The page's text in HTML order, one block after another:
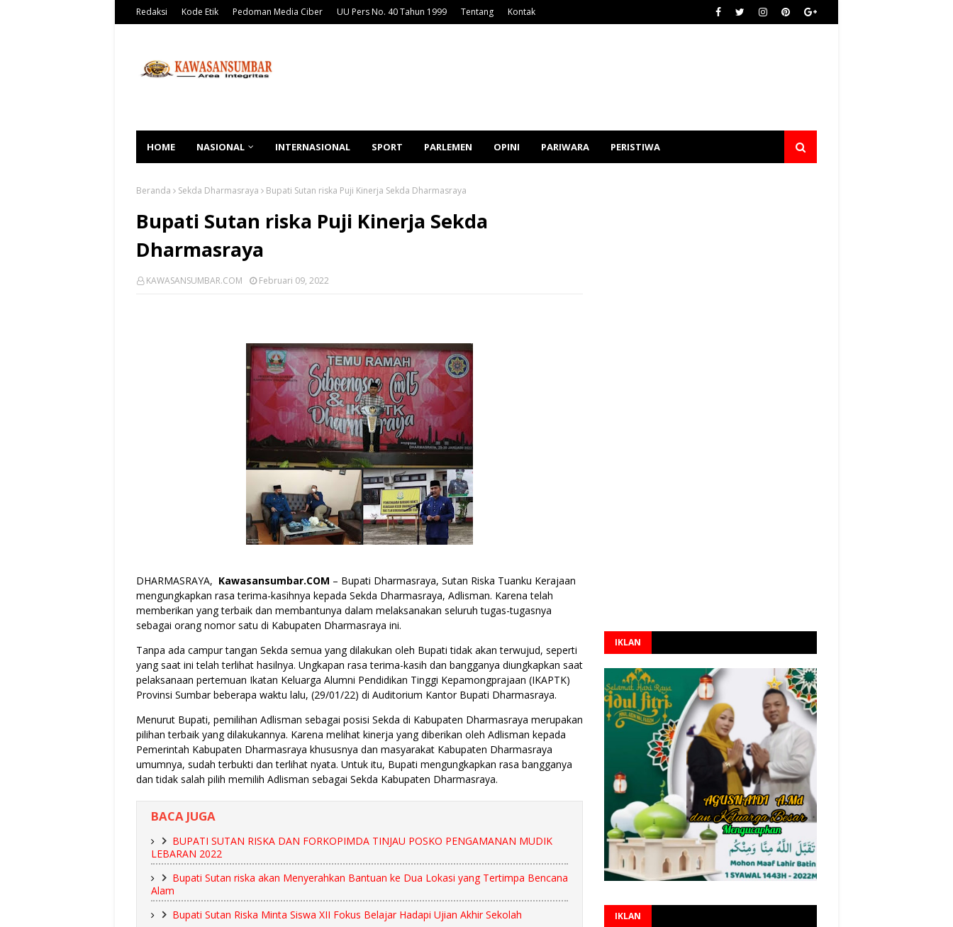
Redaksi Kode Etik Pedoman Media Ciber UU Pers No. 40 Tahun 1999 Tentang Kontak
HOME NASIONAL INTERNASIONAL SPORT PARLEMEN OPINI PARIWARA PERISTIWA
Beranda Sekda Dharmasraya Bupati Sutan riska Puji Kinerja Sekda Dharmasraya
Bupati Sutan riska Puji Kinerja Sekda
Dharmasraya
KAWASANSUMBAR.COM Februari 09, 2022
DHARMASRAYA, Kawasansumbar.COM – Bupati Dharmasraya, Sutan Riska Tuanku Kerajaan
mengungkapkan rasa terima-kasihnya kepada Sekda Dharmasraya, Adlisman. Karena telah
memberikan yang terbaik dan membantunya dalam melaksanakan seluruh tugas-tugasnya
sebagai orang nomor satu di Kabupaten Dharmasraya ini.
Tanpa ada campur tangan Sekda semua yang dilakukan oleh Bupati tidak akan terwujud, seperti
yang saat ini telah terlihat hasilnya. Ungkapan rasa terima-kasih dan bangganya diungkapkan saat
pelaksanaan pertemuan Ikatan Keluarga Alumni Pendidikan Tinggi Kepamongprajaan (IKAPTK)
Provinsi Sumbar beberapa waktu lalu, (29/01/22) di Auditorium Kantor Bupati Dharmasraya.
Menurut Bupati, pemilihan Adlisman sebagai posisi Sekda di Kabupaten Dharmasraya merupakan
pilihan terbaik yang dilakukannya. Karena melihat kinerja yang diberikan oleh Adlisman kepada
Pemerintah Kabupaten Dharmasraya khususnya dan masyarakat Kabupaten Dharmasraya
umumnya, sudah terbukti dan terlihat nyata. Untuk itu, Bupati mengungkapkan rasa bangganya
dan tidak salah pilih memilih Adlisman sebagai Sekda Kabupaten Dharmasraya.
BACA JUGA
BUPATI SUTAN RISKA DAN FORKOPIMDA TINJAU POSKO PENGAMANAN MUDIK
LEBARAN 2022
Bupati Sutan riska akan Menyerahkan Bantuan ke Dua Lokasi yang Tertimpa Bencana
Alam
Bupati Sutan Riska Minta Siswa XII Fokus Belajar Hadapi Ujian Akhir Sekolah
IKLAN
IKLAN